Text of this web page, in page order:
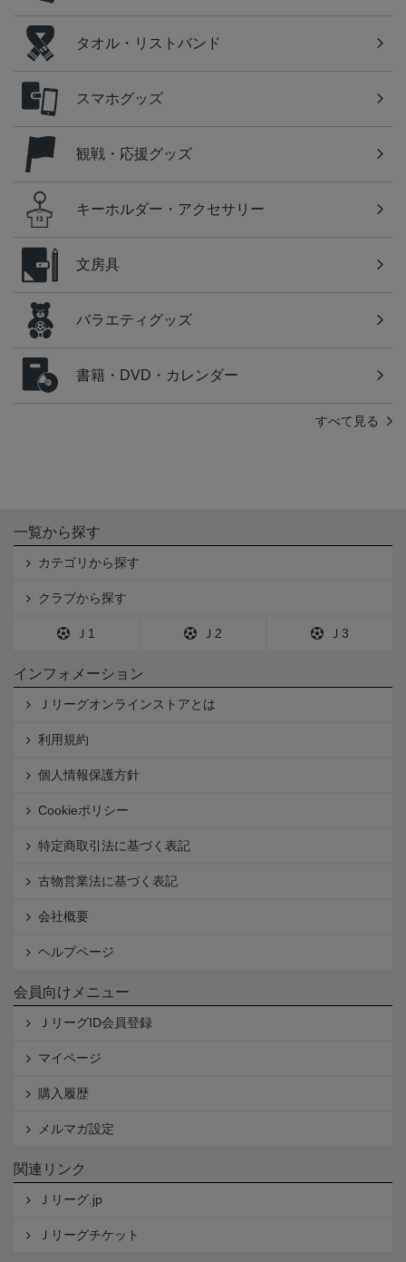
タオル・リストバンド
スマホグッズ
観戦・応援グッズ
キーホルダー・アクセサリー
文房具
バラエティグッズ
書籍・DVD・カレンダー
すべて見る
一覧から探す
カテゴリから探す
クラブから探す
Ｊ1 Ｊ2 Ｊ3
インフォメーション
Ｊリーグオンラインストアとは
利用規約
個人情報保護方針
Cookieポリシー
特定商取引法に基づく表記
古物営業法に基づく表記
会社概要
ヘルプページ
会員向けメニュー
ＪリーグID会員登録
マイページ
購入履歴
メルマガ設定
関連リンク
Ｊリーグ.jp
Ｊリーグチケット